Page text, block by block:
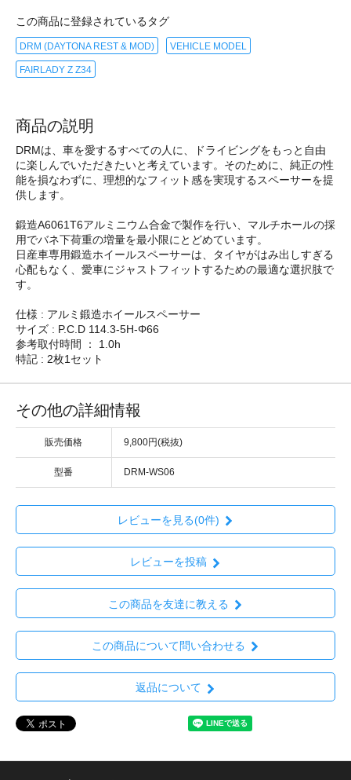
この商品に登録されているタグ
DRM (DAYTONA REST & MOD) VEHICLE MODEL
FAIRLADY Z Z34
商品の説明
DRMは、車を愛するすべての人に、ドライビングをもっと自由
に楽しんでいただきたいと考えています。そのために、純正の性
能を損なわずに、理想的なフィット感を実現するスペーサーを提
供します。
鍛造A6061T6アルミニウム合金で製作を行い、マルチホールの採
用でバネ下荷重の増量を最小限にとどめています。
日産車専用鍛造ホイールスペーサーは、タイヤがはみ出しすぎる
心配もなく、愛車にジャストフィットするための最適な選択肢で
す。
仕様 : アルミ鍛造ホイールスペーサー
サイズ : P.C.D 114.3-5H-Φ66
参考取付時間 ： 1.0h
特記 : 2枚1セット
その他の詳細情報
販売価格 9,800円(税抜)
型番 DRM-WS06
レビューを見る(0件)
レビューを投稿
この商品を友達に教える
この商品について問い合わせる
返品について